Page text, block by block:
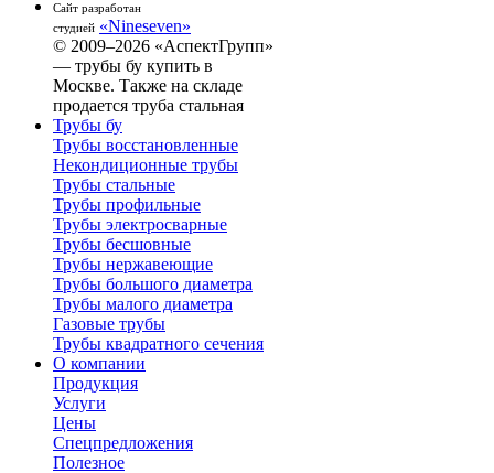
Сайт разработан
студией «Nineseven»
© 2009–2026 «АспектГрупп»
— трубы бу купить в
Москве. Также на складе
продается труба стальная
Трубы бу
Трубы восстановленные
Некондиционные трубы
Трубы стальные
Трубы профильные
Трубы электросварные
Трубы бесшовные
Трубы нержавеющие
Трубы большого диаметра
Трубы малого диаметра
Газовые трубы
Трубы квадратного сечения
О компании
Продукция
Услуги
Цены
Спецпредложения
Полезное